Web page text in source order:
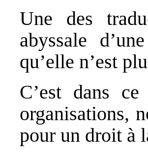
Une des
abyssale
qu’elle n’est
C’est dans
organisations,
pour un droit à